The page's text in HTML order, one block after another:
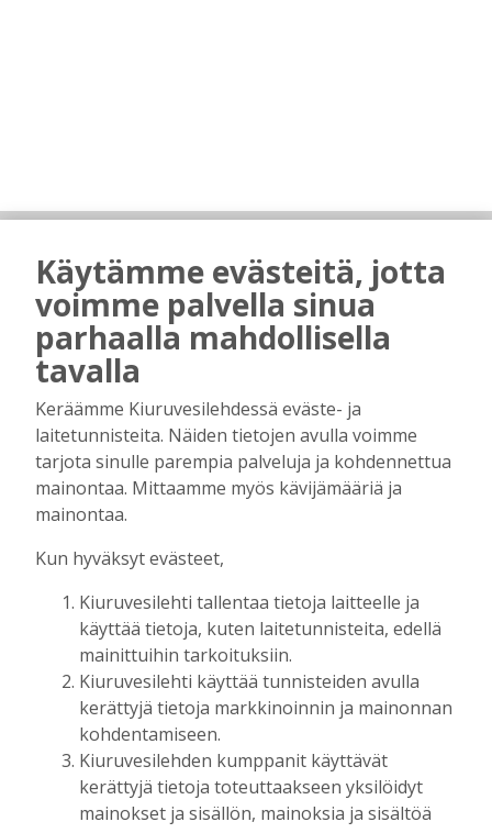
Kansalaisopiston ja Harkka-kerhojen
uudet lukuvuodet ovat alkamassa –
rehtori Maija-Leena Kemppaisella on
kuitenkin myös huolenaiheita
tulevaisuudesta
Tilaajille
Aku Laatikainen 7.8.2026 09:00
Uuden televisiosarjan kuvauksissa käy
hyörinä – Katso kuvista, miltä
kuvauspaikalla Kiuruveden keskustassa
näyttää
Tilaajille
Hanna Soini 31.7.2026 14:51
Kauppojen perustaminen maaseudulle
sallittiin 1860-luvun alussa – vähitellen
kaupanteko levittäytyi koko Kiuruvedelle
Tilaajille
Jouko Kokkonen
Perinteiset Eloajelut järjestetään ensi
viikolla – luvassa on jälleen monipuolista
Käytämme evästeitä, jotta
voimme palvella sinua
parhaalla mahdollisella
tavalla
Keräämme Kiuruvesilehdessä eväste- ja
laitetunnisteita. Näiden tietojen avulla voimme
tarjota sinulle parempia palveluja ja kohdennettua
mainontaa. Mittaamme myös kävijämääriä ja
mainontaa.
Kun hyväksyt evästeet,
Kiuruvesilehti tallentaa tietoja laitteelle ja
käyttää tietoja, kuten laitetunnisteita, edellä
mainittuihin tarkoituksiin.
Kiuruvesilehti käyttää tunnisteiden avulla
kerättyjä tietoja markkinoinnin ja mainonnan
kohdentamiseen.
Kiuruvesilehden kumppanit käyttävät
kerättyjä tietoja toteuttaakseen yksilöidyt
mainokset ja sisällön, mainoksia ja sisältöä